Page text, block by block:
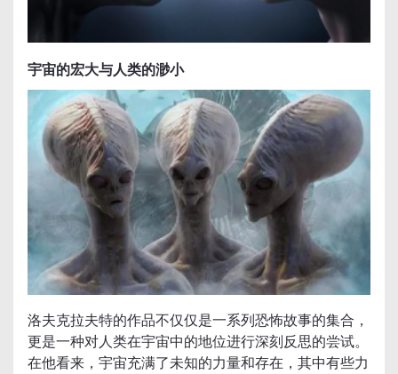
宇宙的宏大与人类的渺小
洛夫克拉夫特的作品不仅仅是一系列恐怖故事的集合，
更是一种对人类在宇宙中的地位进行深刻反思的尝试。
在他看来，宇宙充满了未知的力量和存在，其中有些力